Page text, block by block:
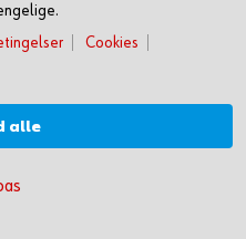
Cookies
alle
PRODUKTER >